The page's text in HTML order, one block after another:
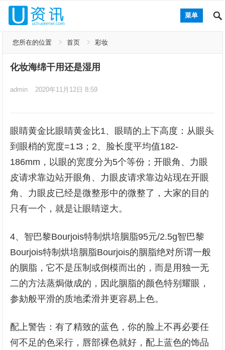
菜单
您所在的位置 首页 彩妆
化妆海绵干用还是湿用
admin 2020年11月12日 8:59
眼睛黄金比眼睛黄金比1、眼睛的上下高度：从眼头
到眼梢的宽度=1∶3；2、脸长度平均值182-
186mm，以眼的宽度分为5个等份；开眼角、力眼
皮请求靠边站开眼角、力眼皮请求靠边站现在开眼
角、力眼皮已经是微整形中的微整了，大家的目的
只有一个，就是让眼睛逆大。
4、智巴黎Bourjois特制烘培胭脂95元/2.5g智巴黎
Bourjois特制烘培胭脂Bourjois的胭脂绝对所谓一般
的胭脂，它不是压制或倒模而出的，而是用独一无
二的方法蒸焗做成的，因此胭脂的颜色特别耀眼，
参劾般平滑的质地柔滑并更容易上色。
配上警告：有了精致的蓝色，你的脸上不再必要任
何不足的色采行，唇部裸色就好，配上蓝色的饰品